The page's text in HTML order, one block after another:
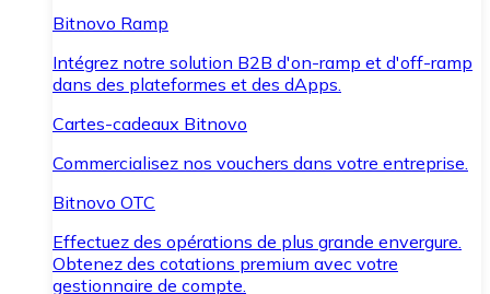
Bitnovo Ramp
Intégrez notre solution B2B d'on-ramp et d'off-ramp
dans des plateformes et des dApps.
Cartes-cadeaux Bitnovo
Commercialisez nos vouchers dans votre entreprise.
Bitnovo OTC
Effectuez des opérations de plus grande envergure.
Obtenez des cotations premium avec votre
gestionnaire de compte.